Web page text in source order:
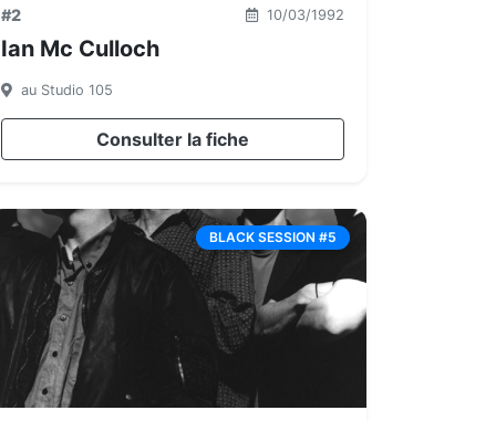
#2 10/03/1992
Ian Mc Culloch
au Studio 105
Consulter la fiche
BLACK SESSION #5